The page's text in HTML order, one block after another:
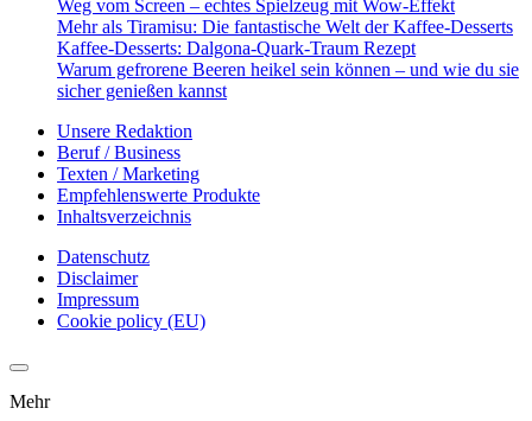
Weg vom Screen – echtes Spielzeug mit Wow-Effekt
Mehr als Tiramisu: Die fantastische Welt der Kaffee-Desserts
Kaffee-Desserts: Dalgona-Quark-Traum Rezept
Warum gefrorene Beeren heikel sein können – und wie du sie
sicher genießen kannst
Unsere Redaktion
Beruf / Business
Texten / Marketing
Empfehlenswerte Produkte
Inhaltsverzeichnis
Datenschutz
Disclaimer
Impressum
Cookie policy (EU)
Mehr